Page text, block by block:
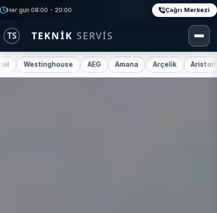
Her gün 08:00 - 20:00 Çağrı Merkezi
AEG Amana Arçelik Ariston